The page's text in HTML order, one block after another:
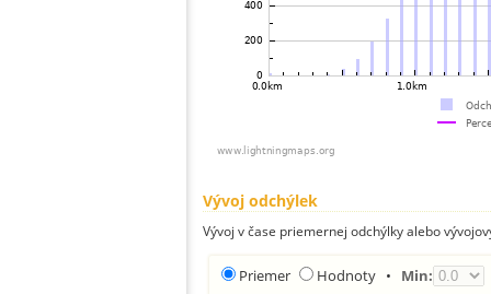
Vývoj odchýlek
Vývoj v čase priemernej odchýlky alebo
Priemer Hodnoty • Min: